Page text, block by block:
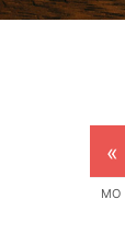
«
MO